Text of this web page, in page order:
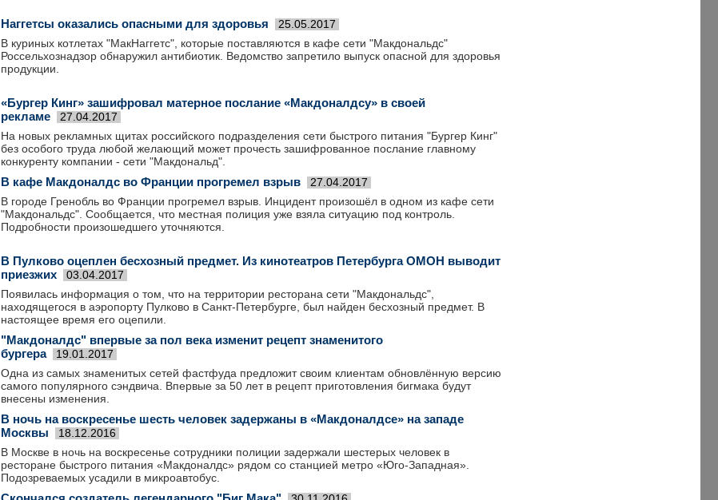
Наггетсы оказались опасными для здоровья 25.05.2017
В куриных котлетах "МакНаггетс", которые поставляются в кафе сети "Макдональдс"
Россельхознадзор обнаружил антибиотик. Ведомство запретило выпуск опасной для здоровья
продукции.
«Бургер Кинг» зашифровал матерное послание «Макдоналдсу» в своей
рекламе
27.04.2017
На новых рекламных щитах российского подразделения сети быстрого питания "Бургер Кинг"
без особого труда любой желающий может прочесть зашифрованное послание главному
конкуренту компании - сети "Макдональд".
В кафе Макдоналдс во Франции прогремел взрыв 27.04.2017
В городе Гренобль во Франции прогремел взрыв. Инцидент произошёл в одном из кафе сети
"Макдональдс". Сообщается, что местная полиция уже взяла ситуацию под контроль.
Подробности произошедшего уточняются.
В Пулково оцеплен бесхозный предмет. Из кинотеатров Петербурга ОМОН выводит
приезжих
03.04.2017
Появилась информация о том, что на территории ресторана сети "Макдональдс",
находящегося в аэропорту Пулково в Санкт-Петербурге, был найден бесхозный предмет. В
настоящее время его оцепили.
"Макдоналдс" впервые за пол века изменит рецепт знаменитого
бургера
19.01.2017
Одна из самых знаменитых сетей фастфуда предложит своим клиентам обновлённую версию
самого популярного сэндвича. Впервые за 50 лет в рецепт приготовления бигмака будут
внесены изменения.
В ночь на воскресенье шесть человек задержаны в «Макдоналдсе» на западе
Москвы
18.12.2016
В Москве в ночь на воскресенье сотрудники полиции задержали шестерых человек в
ресторане быстрого питания «Макдоналдс» рядом со станцией метро «Юго-Западная».
Подозреваемых усадили в микроавтобус.